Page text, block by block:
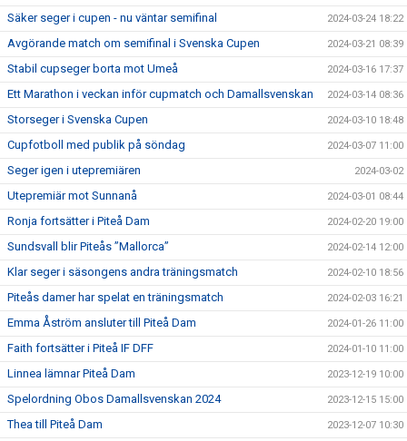
Säker seger i cupen - nu väntar semifinal 2024-03-24 18:22
Avgörande match om semifinal i Svenska Cupen 2024-03-21 08:39
Stabil cupseger borta mot Umeå 2024-03-16 17:37
Ett Marathon i veckan inför cupmatch och Damallsvenskan 2024-03-14 08:36
Storseger i Svenska Cupen 2024-03-10 18:48
Cupfotboll med publik på söndag 2024-03-07 11:00
Seger igen i utepremiären 2024-03-02
Utepremiär mot Sunnanå 2024-03-01 08:44
Ronja fortsätter i Piteå Dam 2024-02-20 19:00
Sundsvall blir Piteås ”Mallorca” 2024-02-14 12:00
Klar seger i säsongens andra träningsmatch 2024-02-10 18:56
Piteås damer har spelat en träningsmatch 2024-02-03 16:21
Emma Åström ansluter till Piteå Dam 2024-01-26 11:00
Faith fortsätter i Piteå IF DFF 2024-01-10 11:00
Linnea lämnar Piteå Dam 2023-12-19 10:00
Spelordning Obos Damallsvenskan 2024 2023-12-15 15:00
Thea till Piteå Dam 2023-12-07 10:30